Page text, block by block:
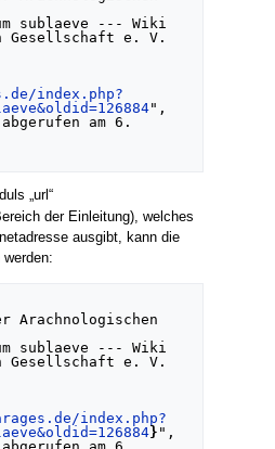
Gesellschaft e. V.
index.php?
",
„url“
der Einleitung), welches
ausgibt, kann die
Gesellschaft e. V.
index.php?
} ",